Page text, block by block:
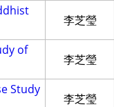
李芝瑩
of
李芝瑩
Study
李芝瑩